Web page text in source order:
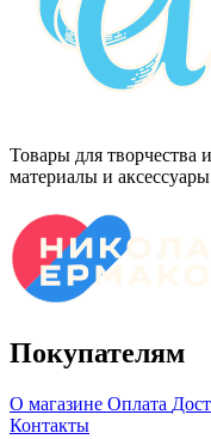
Товары для творчества
материалы и
Покупателям
О магазине Оплата
Контакты